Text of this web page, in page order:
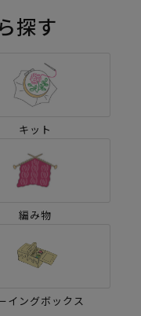
探す
キット
編み物
イングボックス